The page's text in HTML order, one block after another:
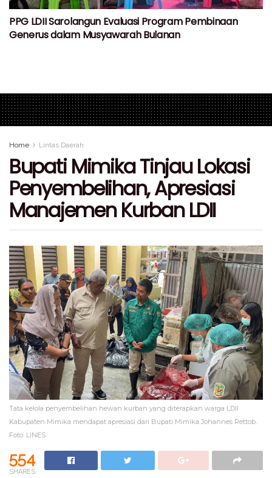
PPG LDII Sarolangun Evaluasi Program Pembinaan
Generus dalam Musyawarah Bulanan
Home Lintas Daerah
Bupati Mimika Tinjau Lokasi
Penyembelihan, Apresiasi
Manajemen Kurban LDII
Tata kelola penyembelihan hewan kurban yang diterapkan warga LDII
Kabupaten Mimika mendapat apresiasi dari Bupati Mimika Johannes Rettob.
Foto: LINES
554
SHARES